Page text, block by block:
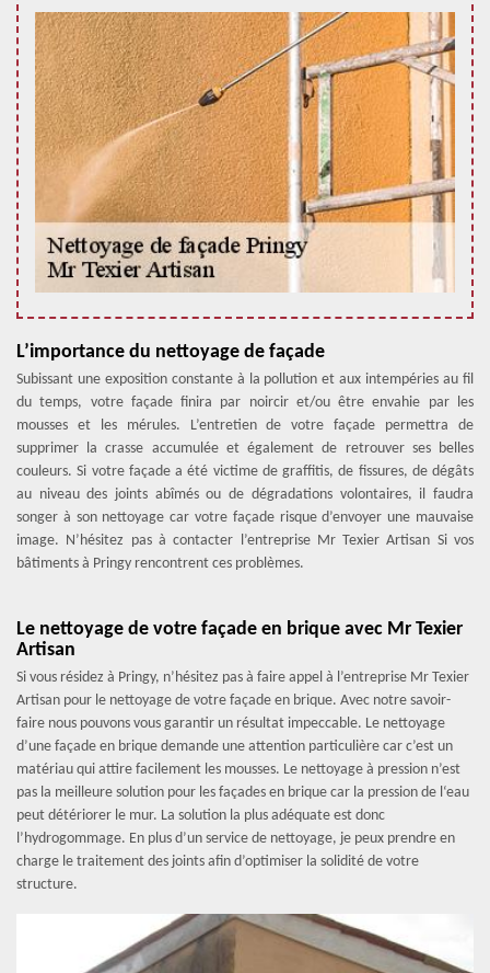
L’importance du nettoyage de façade
Subissant une exposition constante à la pollution et aux intempéries au fil
du temps, votre façade finira par noircir et/ou être envahie par les
mousses et les mérules. L’entretien de votre façade permettra de
supprimer la crasse accumulée et également de retrouver ses belles
couleurs. Si votre façade a été victime de graffitis, de fissures, de dégâts
au niveau des joints abîmés ou de dégradations volontaires, il faudra
songer à son nettoyage car votre façade risque d’envoyer une mauvaise
image. N’hésitez pas à contacter l’entreprise Mr Texier Artisan Si vos
bâtiments à Pringy rencontrent ces problèmes.
Le nettoyage de votre façade en brique avec Mr Texier
Artisan
Si vous résidez à Pringy, n’hésitez pas à faire appel à l’entreprise Mr Texier
Artisan pour le nettoyage de votre façade en brique. Avec notre savoir-
faire nous pouvons vous garantir un résultat impeccable. Le nettoyage
d’une façade en brique demande une attention particulière car c’est un
matériau qui attire facilement les mousses. Le nettoyage à pression n’est
pas la meilleure solution pour les façades en brique car la pression de l‘eau
peut détériorer le mur. La solution la plus adéquate est donc
l’hydrogommage. En plus d’un service de nettoyage, je peux prendre en
charge le traitement des joints afin d’optimiser la solidité de votre
structure.